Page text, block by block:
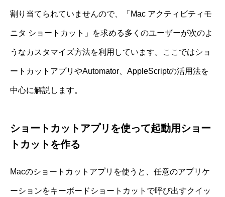
割り当てられていませんので、「Mac アクティビティモ
ニタ ショートカット」を求める多くのユーザーが次のよ
うなカスタマイズ方法を利用しています。ここではショ
ートカットアプリやAutomator、AppleScriptの活用法を
中心に解説します。
ショートカットアプリを使って起動用ショー
トカットを作る
Macのショートカットアプリを使うと、任意のアプリケ
ーションをキーボードショートカットで呼び出すクイッ